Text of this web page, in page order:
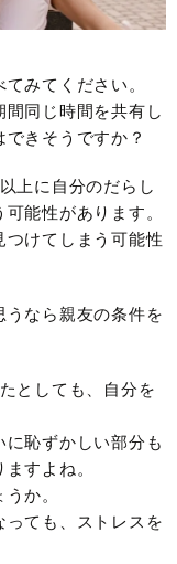
みてください。
同じ時間を共有し
きそうですか？
上に自分のだらし
能性があります。
つけてしまう可能性
うなら親友の条件を
としても、自分を
恥ずかしい部分も
すよね。
か。
ても、ストレスを